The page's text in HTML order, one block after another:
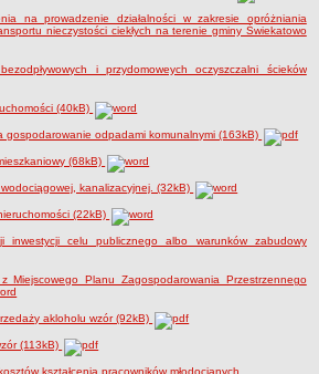
NA TERENIE GMINY ŚWIEKATOWO
na prowadzenie działalności w zakresie opróżniania
nieczystości ciekłych na terenie gminy Świekatowo
i przydomoweych oczyszczalni ścieków
(40kB)
gospodarowanie odpadami komunalnymi (163kB)
(68kB)
kanalizacyjnej. (32kB)
(22kB)
inwestycji celu publicznego albo warunków zabudowy
Miejscowego Planu Zagospodarowania Przestrzennego
akloholu wzór (92kB)
(113kB)
kształcenia pracowników młodocianych.